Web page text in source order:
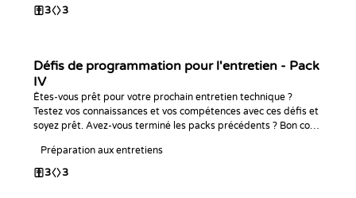
3 3
Défis de programmation pour l'entretien - Pack
IV
Êtes-vous prêt pour votre prochain entretien technique ?
Testez vos connaissances et vos compétences avec ces défis et
soyez prêt. Avez-vous terminé les packs précédents ? Bon code
Préparation aux entretiens
3 3